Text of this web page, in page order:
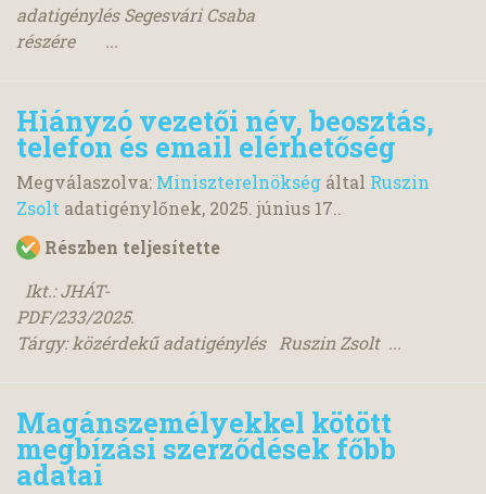
adatigénylés Segesvári Csaba
részére ...
Hiányzó vezetői név, beosztás,
telefon és email elérhetőség
Megválaszolva: Miniszterelnökség által Ruszin
Zsolt adatigénylőnek, 2025. június 17..
Részben teljesítette
Ikt.: JHÁT-
PDF/233/2025.
Tárgy: közérdekű adatigénylés Ruszin Zsolt ...
Magánszemélyekkel kötött
megbízási szerződések főbb
adatai